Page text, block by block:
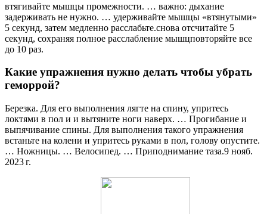
втягивайте мышцы промежности. … важно: дыхание
задерживать не нужно. … удерживайте мышцы «втянутыми»
5 секунд, затем медленно расслабьте.снова отсчитайте 5
секунд, сохраняя полное расслабление мышцповторяйте все
до 10 раз.
Какие упражнения нужно делать чтобы убрать
геморрой?
Березка. Для его выполнения лягте на спину, упритесь
локтями в пол и и вытяните ноги наверх. … Прогибание и
выпячивание спины. Для выполнения такого упражнения
встаньте на колени и упритесь руками в пол, голову опустите.
… Ножницы. … Велосипед. … Приподнимание таза.9 нояб.
2023 г.